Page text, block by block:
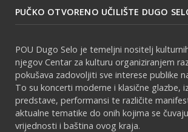
PUČKO OTVORENO UČILIŠTE DUGO
POU Dugo Selo je temeljni nositelj
njegov Centar za kulturu organiziranjem
pokušava zadovoljiti sve interese publike
To su koncerti moderne i klasične glazbe,
predstave, performansi te različite
aktualne tematike do onih kojima se
vrijednosti i baština ovog kraja.